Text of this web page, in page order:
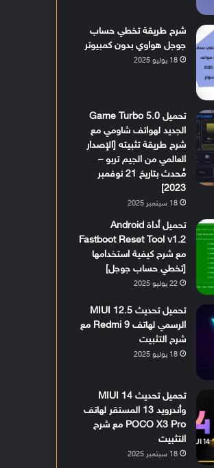
شرح طريقة تخطي حساب
جوجل هواوي بدون كمبيوتر
18 يوليو 2025
تحميل Game Turbo 5.0
الجديد لهواتف شاومي مع
شرح طريقة تثبيته [الإصدار
العالمي من الجيم تربو –
مُحدث بتاريخ 21 نوفمبر
2023]
18 سبتمبر 2025
تحميل أداة Android
Fastboot Reset Tool v1.2
مع شرح كيفية استخدامها
[تخطي حساب جوجل]
22 يوليو 2025
تحميل تحديث MIUI 12.5
الرسمي لهاتف Redmi 9 مع
شرح التثبيت
18 يوليو 2025
تحميل تحديث MIUI 14
وأندرويد 13 المستقر لهاتف
POCO X3 Pro مع شرح
التثبيت
18 سبتمبر 2025